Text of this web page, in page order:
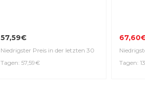
57,59€
Niedrigster Preis in der letzten 30
Tagen: 57,59€
Tagen: